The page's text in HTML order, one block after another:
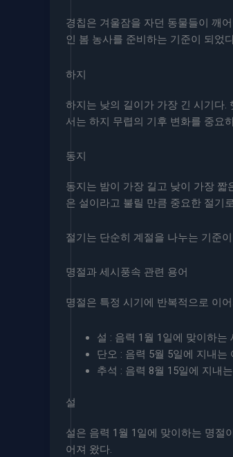
경칩은 겨울잠을 자던 동물들이 깨
인 봄 농사를 준비하는 기준이 되었
하지
하지는 낮의 길이가 가장 긴 시기다.
서는 하지 무렵의 기후 변화를 중요
동지
동지는 밤이 가장 길고 낮이 가장
은 설이라고 불릴 만큼 중요한 절기
절기는 단순히 계절을 나누는 기준
명절과 세시풍속 관련 용어
명절은 특정 시기에 반복적으로 이
설 : 음력 1월 1일에 맞이하는
단오 : 음력 5월 5일에 지내는
추석 : 음력 8월 15일에 지내
설
설은 음력 1월 1일에 맞이하는 명절
어져 왔다.